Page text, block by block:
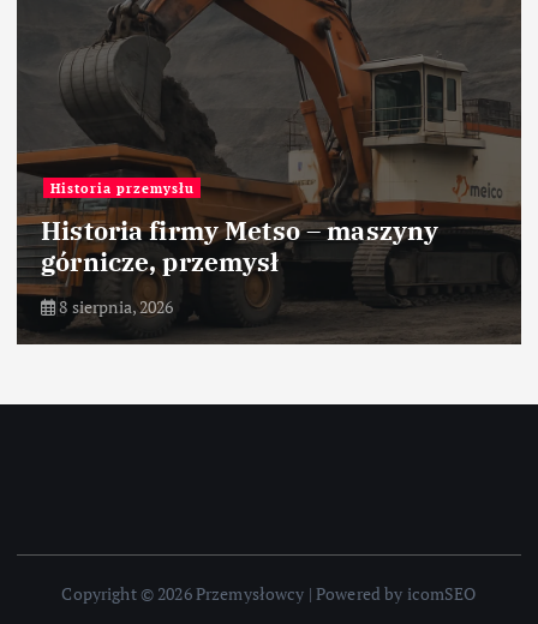
Historia przemysłu
Historia firmy Metso – maszyny
górnicze, przemysł
8 sierpnia, 2026
Copyright © 2026 Przemysłowcy | Powered by icomSEO